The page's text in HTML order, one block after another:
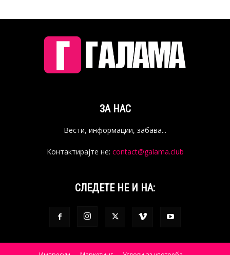
ЗА НАС
Вести, информации, забава...
Контактирајте не: contact@galama.club
СЛЕДЕТЕ НЕ И НА: